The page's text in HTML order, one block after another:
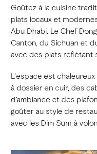
Goûtez à la cuisine
plats locaux et
Abu Dhabi. Le Chef
Canton, du Sichuan et
avec des plats reflétant
L'espace est
à dossier en cuir, des
d'ambiance et des
goûter au style de
avec les Dim Sum à